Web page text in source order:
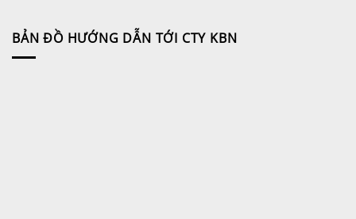
BẢN ĐỒ HƯỚNG DẪN TỚI CTY KBN